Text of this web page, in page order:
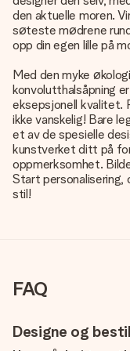
den aktuelle moren.
søteste mødrene
opp din egen lille på
Med den myke
konvolutthalsåpning
eksepsjonell kvalitet.
ikke vanskelig! Bare
et av de spesielle
kunstverket ditt på
oppmerksomhet.
Start
stil!
FAQ
Designe og